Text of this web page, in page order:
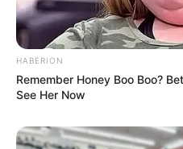
DESTAQUES DA SEMANA
visitas que
Motos e
HABERION
Remember Honey Boo Boo?
See Her Now